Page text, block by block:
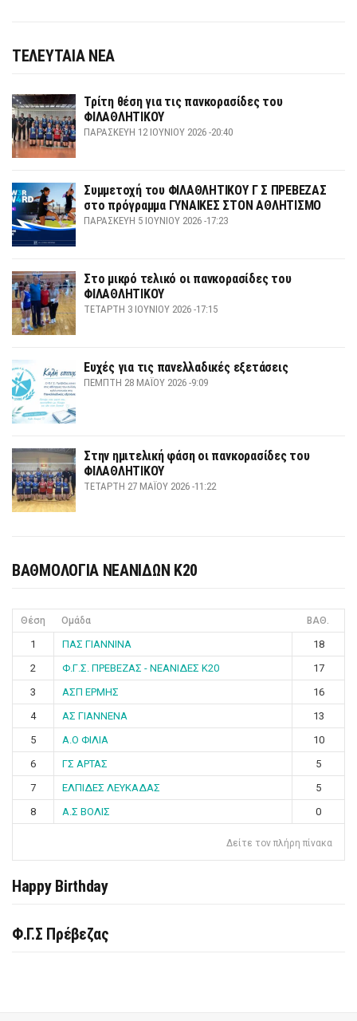
ΤΕΛΕΥΤΑΙΑ ΝΕΑ
Τρίτη θέση για τις πανκορασίδες του
ΦΙΛΑΘΛΗΤΙΚΟΥ
ΠΑΡΑΣΚΕΥΉ 12 ΙΟΥΝΊΟΥ 2026 -20:40
Συμμετοχή του ΦΙΛΑΘΛΗΤΙΚΟΥ Γ Σ ΠΡΕΒΕΖΑΣ
στο πρόγραμμα ΓΥΝΑΙΚΕΣ ΣΤΟΝ ΑΘΛΗΤΙΣΜΟ
ΠΑΡΑΣΚΕΥΉ 5 ΙΟΥΝΊΟΥ 2026 -17:23
Στο μικρό τελικό οι πανκορασίδες του
ΦΙΛΑΘΛΗΤΙΚΟΥ
ΤΕΤΆΡΤΗ 3 ΙΟΥΝΊΟΥ 2026 -17:15
Ευχές για τις πανελλαδικές εξετάσεις
ΠΈΜΠΤΗ 28 ΜΑΪ́ΟΥ 2026 -9:09
Στην ημιτελική φάση οι πανκορασίδες του
ΦΙΛΑΘΛΗΤΙΚΟΥ
ΤΕΤΆΡΤΗ 27 ΜΑΪ́ΟΥ 2026 -11:22
ΒΑΘΜΟΛΟΓΙΑ ΝΕΑΝΙΔΩΝ Κ20
Θέση Ομάδα ΒΑΘ.
1 ΠΑΣ ΓΙΑΝΝΙΝΑ
18
2
Φ.Γ.Σ. ΠΡΕΒΕΖΑΣ - ΝΕΑΝΙΔΕΣ Κ20
17
3
ΑΣΠ ΕΡΜΗΣ
16
4
ΑΣ ΓΙΑΝΝΕΝΑ
13
5
Α.Ο ΦΙΛΙΑ
10
6
ΓΣ ΑΡΤΑΣ
5
7
ΕΛΠΙΔΕΣ ΛΕΥΚΑΔΑΣ
5
8
Α.Σ ΒΟΛΙΣ 0
Δείτε τον πλήρη πίνακα
Happy Birthday
Φ.Γ.Σ Πρέβεζας